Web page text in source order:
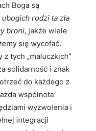
Boga są
rodzi ta zła
broni, jakże wiele
się wycofać.
z tych „maluczkich”
solidarność i znak
do każdego z
wspólnota
wyzwolenia i
integracji